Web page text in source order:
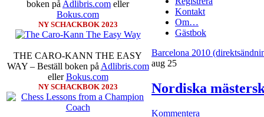
boken på Adlibris.com eller
Bokus.com
NY SCHACKBOK 2023
THE CARO-KANN THE EASY
WAY – Beställ boken på Adlibris.com
ellerBokus.com
NY SCHACKBOK 2023
Kontakt
Om…
Gästbok
Barcelona 2010
aug 25
Nordiska
Kommentera